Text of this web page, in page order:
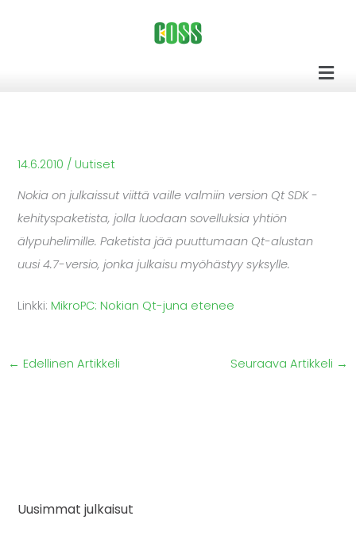
14.6.2010 / Uutiset
Nokia on julkaissut viittä vaille valmiin version Qt SDK -
kehityspaketista, jolla luodaan sovelluksia yhtiön
älypuhelimille. Paketista jää puuttumaan Qt-alustan
uusi 4.7-versio, jonka julkaisu myöhästyy syksylle.
Linkki: MikroPC: Nokian Qt-juna etenee
← Edellinen Artikkeli Seuraava Artikkeli →
Uusimmat julkaisut